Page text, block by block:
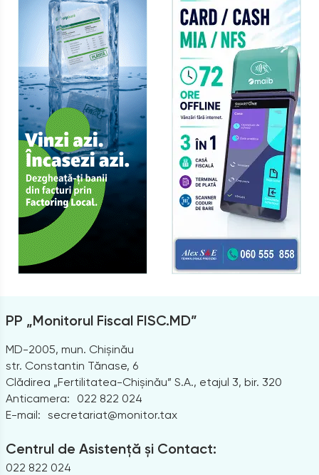
PP „Monitorul Fiscal FISC.MD”
MD-2005, mun. Chișinău
str. Constantin Tănase, 6
Clădirea „Fertilitatea-Chișinău” S.A., etajul 3, bir. 320
Anticamera:
022 822 024
E-mail: secretariat@monitor.tax
Centrul de Asistență și Contact:
022 822 024